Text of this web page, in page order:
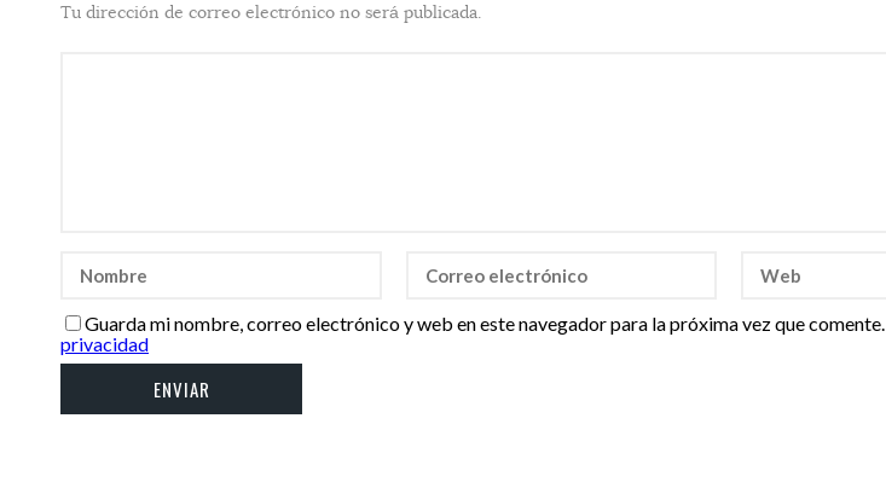
Tu dirección de correo electrónico no será publicada.
Guarda mi nombre, correo electrónico y web en este navegador para la próxima vez que comente.
privacidad